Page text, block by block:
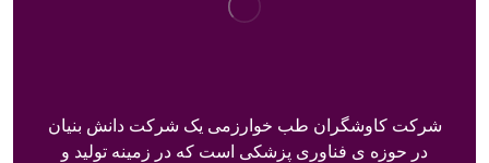
شرکت کاوشگران طب خوارزمی یک شرکت دانش بنیان
در حوزه ی فناوری پزشکی است که در زمینه تولید و